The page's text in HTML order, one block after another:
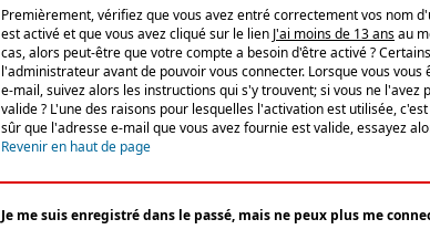
Premièrement, vérifiez que vous avez entré correctement vos nom
est activé et que vous avez cliqué sur le lien J'ai moins de 13 ansau
cas, alors peut-être que votre compte a besoin d'être activé ?
l'administrateur avant de pouvoir vous connecter. Lorsque vous
e-mail, suivez alors les instructions qui s'y trouvent; si vous ne
valide ? L'une des raisons pour lesquelles l'activation est utilisée,
sûr que l'adresse e-mail que vous avez fournie est valide, essayez
Revenir en haut de page
Je me suis enregistré dans le passé, mais ne peux plus me